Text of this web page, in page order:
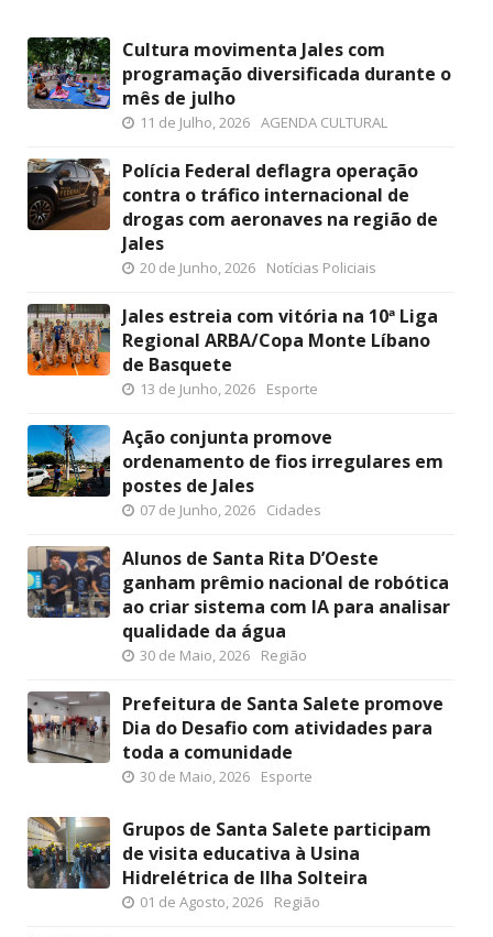
Cultura movimenta Jales com
programação diversificada durante o
mês de julho
11 de Julho, 2026 AGENDA CULTURAL
Polícia Federal deflagra operação
contra o tráfico internacional de
drogas com aeronaves na região de
Jales
20 de Junho, 2026 Notícias Policiais
Jales estreia com vitória na 10ª Liga
Regional ARBA/Copa Monte Líbano
de Basquete
13 de Junho, 2026 Esporte
Ação conjunta promove
ordenamento de fios irregulares em
postes de Jales
07 de Junho, 2026 Cidades
Alunos de Santa Rita D’Oeste
ganham prêmio nacional de robótica
ao criar sistema com IA para analisar
qualidade da água
30 de Maio, 2026 Região
Prefeitura de Santa Salete promove
Dia do Desafio com atividades para
toda a comunidade
30 de Maio, 2026 Esporte
Grupos de Santa Salete participam
de visita educativa à Usina
Hidrelétrica de Ilha Solteira
01 de Agosto, 2026 Região